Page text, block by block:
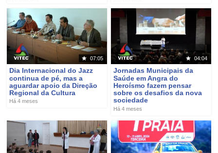
07:05
Dia Internacional do Jazz
continua de pé, mas a
aguardar apoio da Direção
Regional da Cultura
Há 4 meses
04:04
Jornadas Municipais da
Saúde em Angra do
Heroísmo fazem pensar
sobre os desafios da nova
sociedade
Há 4 meses